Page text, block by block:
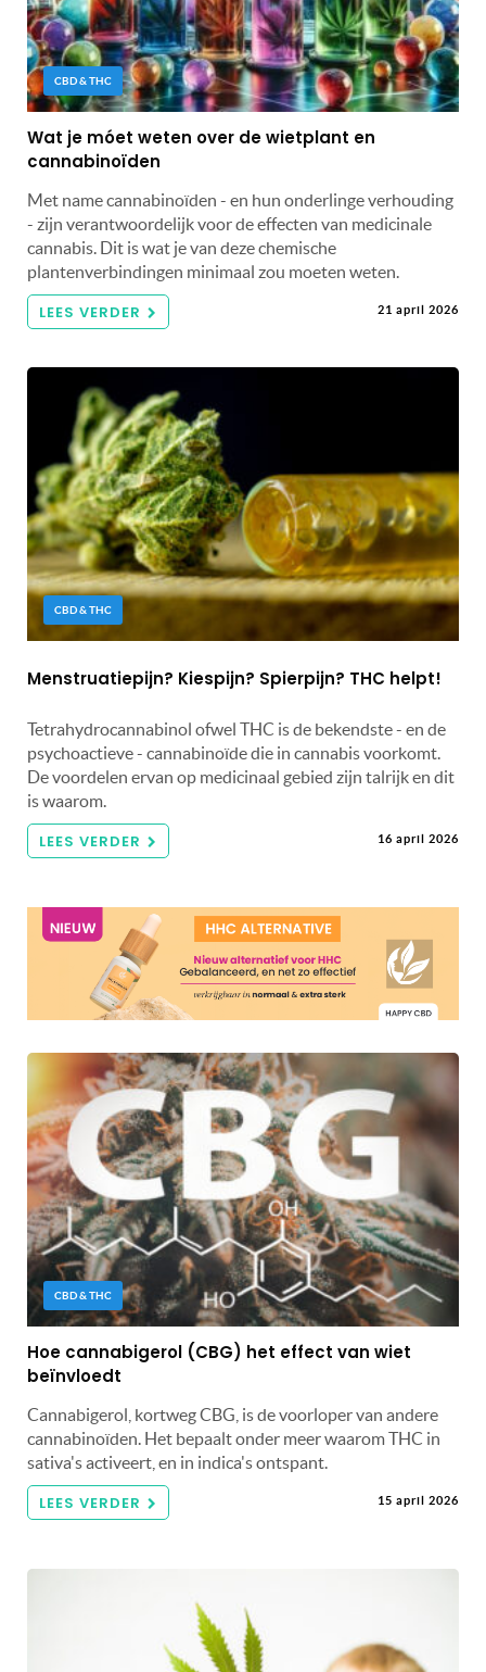
CBD & THC
Wat je móet weten over de wietplant en
cannabinoïden
Met name cannabinoïden - en hun onderlinge verhouding
- zijn verantwoordelijk voor de effecten van medicinale
cannabis. Dit is wat je van deze chemische
plantenverbindingen minimaal zou moeten weten.
LEES VERDER 21 april 2026
CBD & THC
Menstruatiepijn? Kiespijn? Spierpijn? THC helpt!
Tetrahydrocannabinol ofwel THC is de bekendste - en de
psychoactieve - cannabinoïde die in cannabis voorkomt.
De voordelen ervan op medicinaal gebied zijn talrijk en dit
is waarom.
LEES VERDER 16 april 2026
CBD & THC
Hoe cannabigerol (CBG) het effect van wiet
beïnvloedt
Cannabigerol, kortweg CBG, is de voorloper van andere
cannabinoïden. Het bepaalt onder meer waarom THC in
sativa's activeert, en in indica's ontspant.
LEES VERDER 15 april 2026